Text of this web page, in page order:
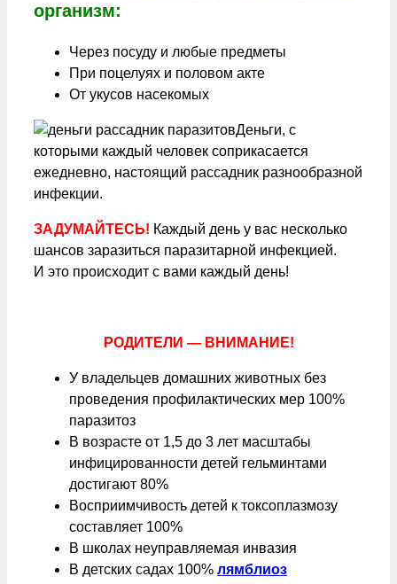
организм:
Через посуду и любые предметы
При поцелуях и половом акте
От укусов насекомых
Деньги, с
которыми каждый человек соприкасается
ежедневно, настоящий рассадник разнообразной
инфекции.
ЗАДУМАЙТЕСЬ! Каждый день у вас несколько
шансов заразиться паразитарной инфекцией.
И это происходит с вами каждый день!
РОДИТЕЛИ — ВНИМАНИЕ!
У владельцев домашних животных без
проведения профилактических мер 100%
паразитоз
В возрасте от 1,5 до 3 лет масштабы
инфицированности детей гельминтами
достигают 80%
Восприимчивость детей к токсоплазмозу
составляет 100%
В школах неуправляемая инвазия
В детских садах 100% лямблиоз